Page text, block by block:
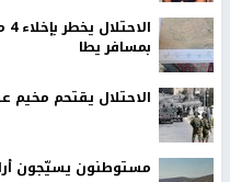
بمسافر يطا
الاحتلال يقتحم
مستوطنون يسيّجون